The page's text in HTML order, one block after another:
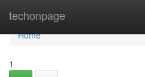
techonpage
Home
Home
1